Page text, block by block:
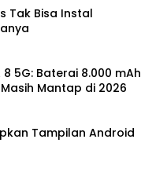
Tak Bisa Instal
8 5G: Baterai 8.000 mAh
Mantap di 2026
Tampilan Android